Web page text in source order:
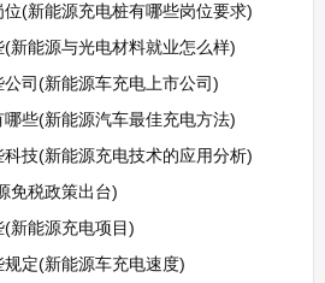
(新能源充电桩有哪些岗位要求)
新能源与光电材料就业怎么样)
司(新能源车充电上市公司)
些(新能源汽车最佳充电方法)
技(新能源充电技术的应用分析)
免税政策出台)
新能源充电项目)
定(新能源车充电速度)